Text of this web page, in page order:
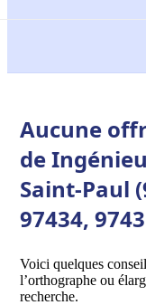
Aucune
de
Saint-Paul
97434,
Voici quelques
l’orthographe ou
recherche.